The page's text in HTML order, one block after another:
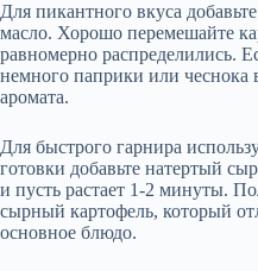
Для пикантного вкуса
масло. Хорошо перемешайте
равномерно распределились.
немного паприки или чеснока
аромата.
Для быстрого гарнира
готовки добавьте натертый
и пусть растает 1-2 минуты.
сырный картофель, который
основное блюдо.